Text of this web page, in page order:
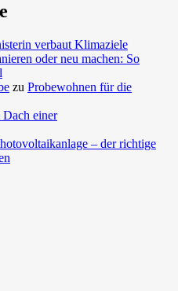
verbaut Klimaziele
oder neu machen: So
zu Probewohnen für die
Dach einer
– der richtige